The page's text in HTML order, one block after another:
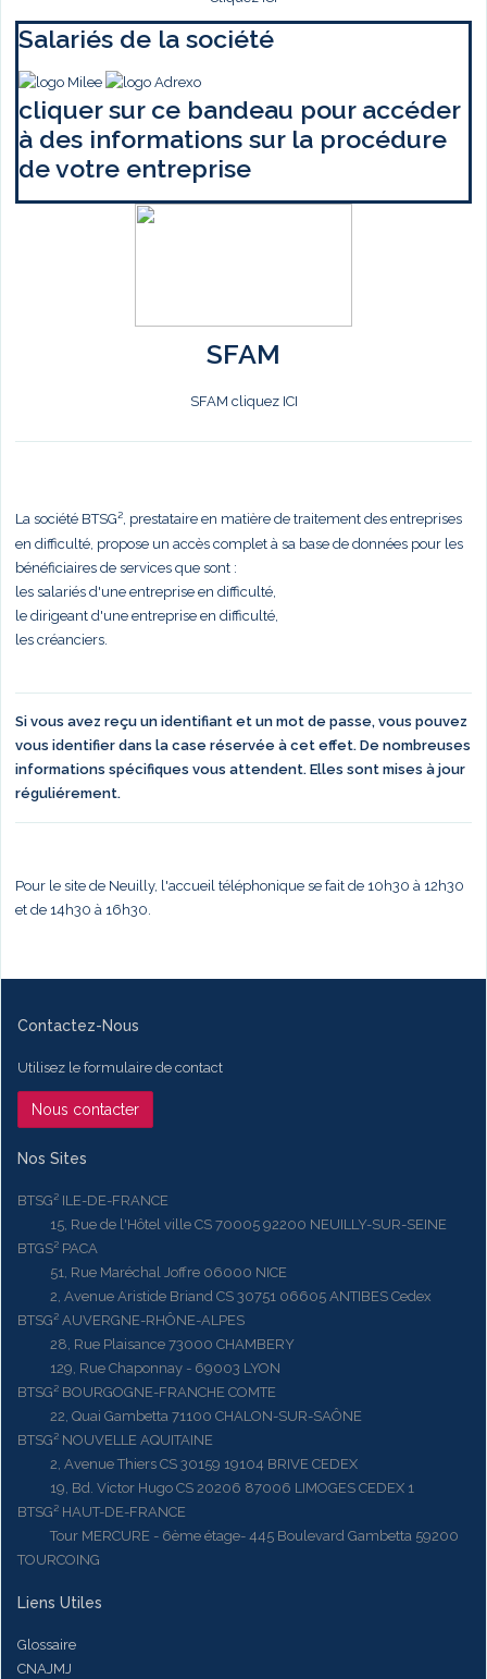
Salariés de la société
cliquer sur ce bandeau pour accéder
à des informations sur la procédure
de votre entreprise
SFAM
SFAM cliquez ICI
La société BTSG², prestataire en matière de traitement des entreprises
en difficulté, propose un accès complet à sa base de données pour les
bénéficiaires de services que sont :
les salariés d'une entreprise en difficulté,
le dirigeant d'une entreprise en difficulté,
les créanciers.
Si vous avez reçu un identifiant et un mot de passe, vous pouvez
vous identifier dans la case réservée à cet effet. De nombreuses
informations spécifiques vous attendent. Elles sont mises à jour
réguliérement.
Pour le site de Neuilly, l'accueil téléphonique se fait de 10h30 à 12h30
et de 14h30 à 16h30.
Contactez-Nous
Utilisez le formulaire de contact
Nous contacter
Nos Sites
BTSG² ILE-DE-FRANCE
15, Rue de l'Hôtel ville CS 70005 92200 NEUILLY-SUR-SEINE
BTGS² PACA
51, Rue Maréchal Joffre 06000 NICE
2, Avenue Aristide Briand CS 30751 06605 ANTIBES Cedex
BTSG² AUVERGNE-RHÔNE-ALPES
28, Rue Plaisance 73000 CHAMBERY
129, Rue Chaponnay - 69003 LYON
BTSG² BOURGOGNE-FRANCHE COMTE
22, Quai Gambetta 71100 CHALON-SUR-SAÔNE
BTSG² NOUVELLE AQUITAINE
2, Avenue Thiers CS 30159 19104 BRIVE CEDEX
19, Bd. Victor Hugo CS 20206 87006 LIMOGES CEDEX 1
BTSG² HAUT-DE-FRANCE
Tour MERCURE - 6ème étage- 445 Boulevard Gambetta 59200
TOURCOING
Liens Utiles
Glossaire
CNAJMJ